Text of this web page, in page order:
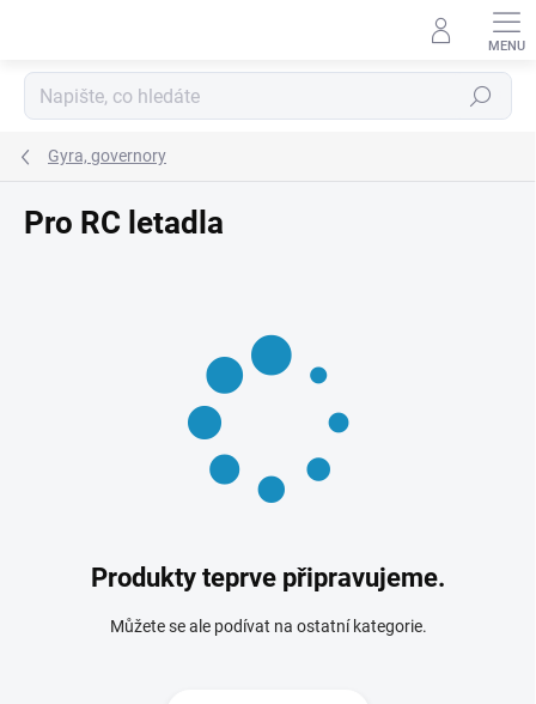
Hledat
Gyra, governory
Pro RC letadla
Produkty teprve připravujeme.
Můžete se ale podívat na ostatní kategorie.